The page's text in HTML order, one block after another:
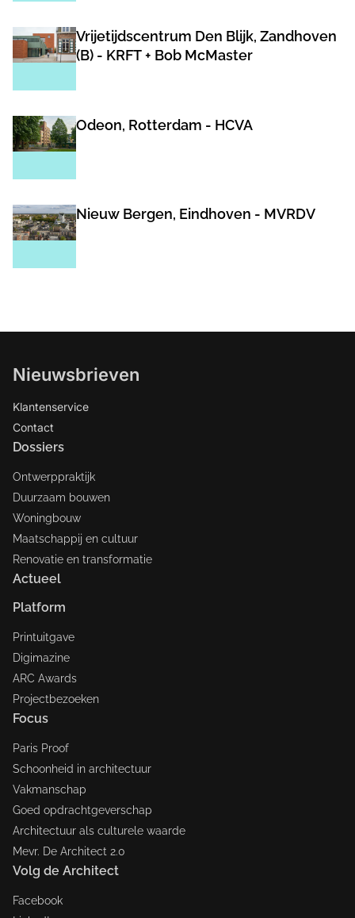
Vrijetijdscentrum Den Blijk, Zandhoven
(B) - KRFT + Bob McMaster
Odeon, Rotterdam - HCVA
Nieuw Bergen, Eindhoven - MVRDV
Nieuwsbrieven
Klantenservice
Contact
Dossiers
Ontwerppraktijk
Duurzaam bouwen
Woningbouw
Maatschappij en cultuur
Renovatie en transformatie
Actueel
Platform
Printuitgave
Digimazine
ARC Awards
Projectbezoeken
Focus
Paris Proof
Schoonheid in architectuur
Vakmanschap
Goed opdrachtgeverschap
Architectuur als culturele waarde
Mevr. De Architect 2.0
Volg de Architect
Facebook